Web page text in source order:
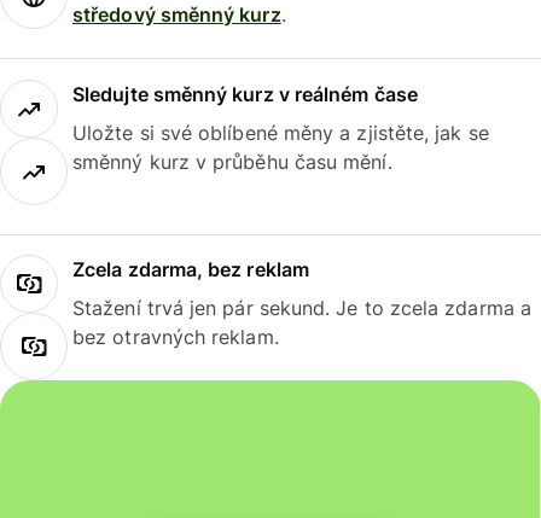
středový směnný kurz.
Sledujte směnný kurz v reálném čase
Uložte si své oblíbené měny a zjistěte, jak se
směnný kurz v průběhu času mění.
Zcela zdarma, bez reklam
Stažení trvá jen pár sekund. Je to zcela zdarma a
bez otravných reklam.